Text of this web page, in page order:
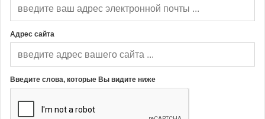
Адрес сайта
Введите слова, которые Вы видите ниже